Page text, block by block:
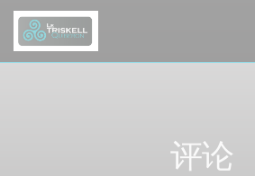
Cookie管理面板
评论